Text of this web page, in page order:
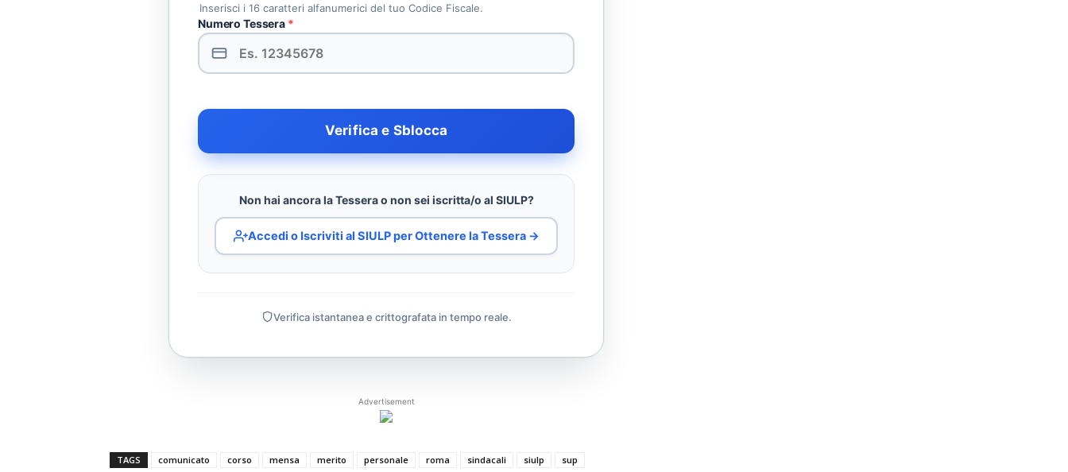
Inserisci i 16 caratteri alfanumerici del tuo Codice Fiscale.
Numero Tessera *
Verifica e Sblocca
Non hai ancora la Tessera o non sei iscritta/o al SIULP?
Accedi o Iscriviti al SIULP per Ottenere la Tessera →
Verifica istantanea e crittografata in tempo reale.
Advertisement
TAGS comunicato corso mensa merito personale roma sindacali siulp sup